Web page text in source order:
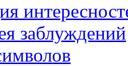
заблуждений